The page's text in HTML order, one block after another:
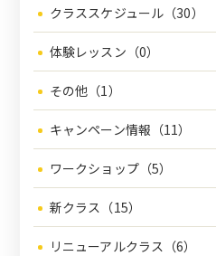
クラススケジュール（30）
体験レッスン（0）
その他（1）
キャンペーン情報（11）
ワークショップ（5）
新クラス（15）
リニューアルクラス（6）